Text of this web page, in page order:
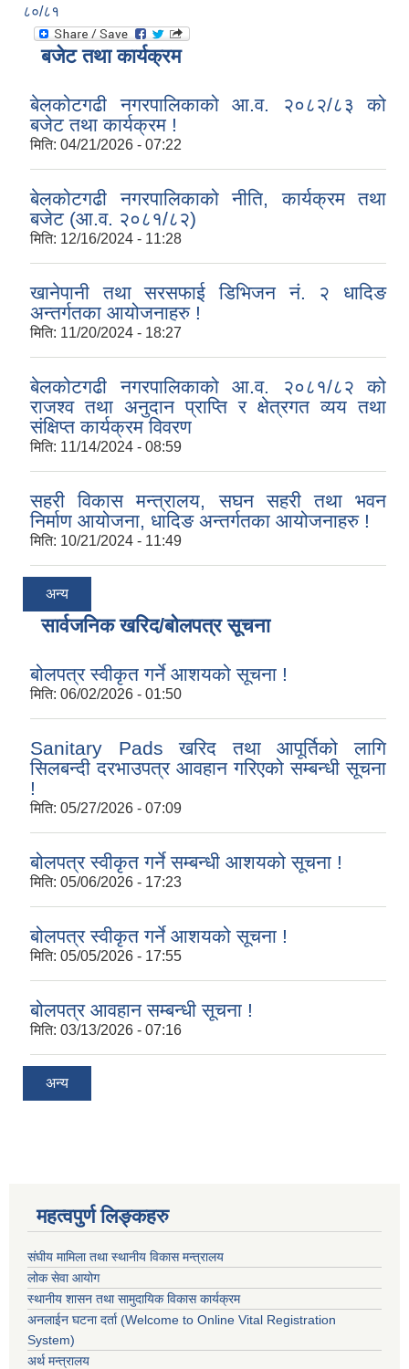
८०/८१
बजेट तथा कार्यक्रम
बेलकोटगढी नगरपालिकाको आ.व. २०८२/८३ को
बजेट तथा कार्यक्रम !
मिति: 04/21/2026 - 07:22
बेलकोटगढी नगरपालिकाको नीति, कार्यक्रम तथा
बजेट (आ.व. २०८१/८२)
मिति: 12/16/2024 - 11:28
खानेपानी तथा सरसफाई डिभिजन नं. २ धादिङ
अन्तर्गतका आयोजनाहरु !
मिति: 11/20/2024 - 18:27
बेलकोटगढी नगरपालिकाको आ.व. २०८१/८२ को
राजश्व तथा अनुदान प्राप्ति र क्षेत्रगत व्यय तथा
संक्षिप्त कार्यक्रम विवरण
मिति: 11/14/2024 - 08:59
सहरी विकास मन्त्रालय, सघन सहरी तथा भवन
निर्माण आयोजना, धादिङ अन्तर्गतका आयोजनाहरु !
मिति: 10/21/2024 - 11:49
अन्य
सार्वजनिक खरिद/बोलपत्र सूचना
बोलपत्र स्वीकृत गर्ने आशयको सूचना !
मिति: 06/02/2026 - 01:50
Sanitary Pads खरिद तथा आपूर्तिको लागि
सिलबन्दी दरभाउपत्र आवहान गरिएको सम्बन्धी सूचना
!
मिति: 05/27/2026 - 07:09
बोलपत्र स्वीकृत गर्ने सम्बन्धी आशयको सूचना !
मिति: 05/06/2026 - 17:23
बोलपत्र स्वीकृत गर्ने आशयको सूचना !
मिति: 05/05/2026 - 17:55
बोलपत्र आवहान सम्बन्धी सूचना !
मिति: 03/13/2026 - 07:16
अन्य
महत्वपुर्ण लिङ्कहरु
संघीय मामिला तथा स्थानीय विकास मन्त्रालय
लोक सेवा आयोग
स्थानीय शासन तथा सामुदायिक विकास कार्यक्रम
अनलाईन घटना दर्ता (Welcome to Online Vital Registration
System)
अर्थ मन्त्रालय